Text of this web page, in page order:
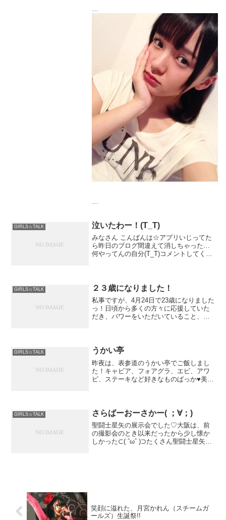
彩奈、友達に手料理なんてふるったことな
姉さん見習わなきゃ(￣ー￣)
というか笑いがとまらない！！笑
二日間可愛い子と会えてモチベーションあ
また遊びましょ～
バリッちょ★
GIRLS☆TALK 泣いたわー！(T_T)
みなさん こんばんは☆アプリいじってた
ら昨日のブログ間違えて消しちゃった…
何やってんの自分(T_T)コメントしてくれ
GIRLS☆TALK ２３歳になりました！
私事ですが、4月24日で23歳になりました
っ！日頃から多くの方々に応援していた
だき、パワーをいただいていること、改
のものです☆...
GIRLS☆TALK うかい亭
昨夜は、表参道のうかい亭でご飯しまし
た！キャビア、フォアグラ、エビ、アワ
ビ、ステーキなど好きなものばっか♥美味
GIRLS☆TALK さらばーおーさかー( ；∀；)
聖闘士星矢の展示会でした♡大阪は、前
の撮影会のとき以来だったから少し懐か
しかった⊂( ˆωˆ )⊃たくさん聖闘士星矢の
笑顔に溢れた、月宮かれん（スチームガ
ールズ）生誕祭!!